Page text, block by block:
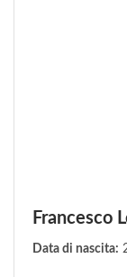
Francesco
Data di nascita: